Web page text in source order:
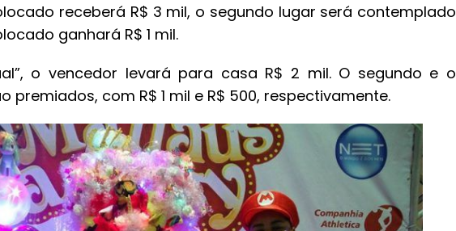
receberá R$ 3 mil, o segundo lugar será contemplado
ganhará R$ 1 mil.
o vencedor levará para casa R$ 2 mil. O segundo e o
com R$ 1 mil e R$ 500, respectivamente.